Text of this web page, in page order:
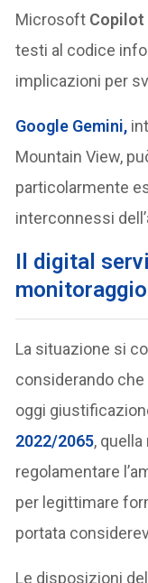
Microsoft Copilot
testi al codice
implicazioni per
Google Gemini,
Mountain View,
particolarmente
interconnessi
Il digital
monitoraggio
La situazione si
considerando
oggi
2022/2065,
regolamentare
per legittimare
portata
Le disposizioni